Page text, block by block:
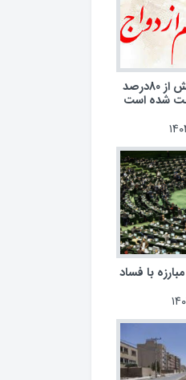
وام ازدواج به بیش از 80درصد
شده است
با فساد